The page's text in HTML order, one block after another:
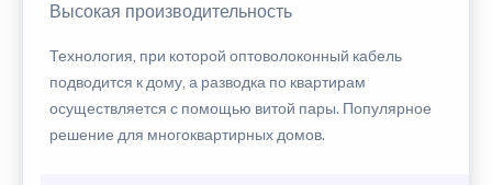
Высокая производительность
Технология, при которой оптоволоконный кабель
подводится к дому, а разводка по квартирам
осуществляется с помощью витой пары. Популярное
решение для многоквартирных домов.